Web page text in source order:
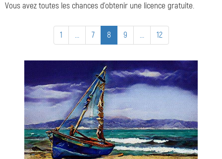
Vous avez toutes les chances d'obtenir une licence gratuite.
1 ... 7 8 9 ... 12